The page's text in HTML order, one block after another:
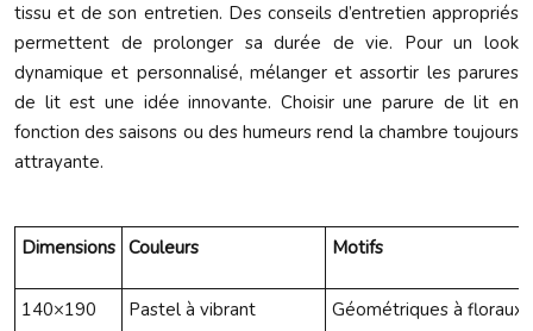
tissu et de son entretien. Des conseils d’entretien appropriés
permettent de prolonger sa durée de vie. Pour un look
dynamique et personnalisé, mélanger et assortir les parures
de lit est une idée innovante. Choisir une parure de lit en
fonction des saisons ou des humeurs rend la chambre toujours
attrayante.
Dimensions Couleurs Motifs
140×190 Pastel à vibrant Géométriques à floraux